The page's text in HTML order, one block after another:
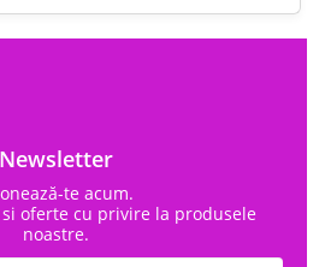
Newsletter
te acum.
oferte cu privire la produsele
noastre.